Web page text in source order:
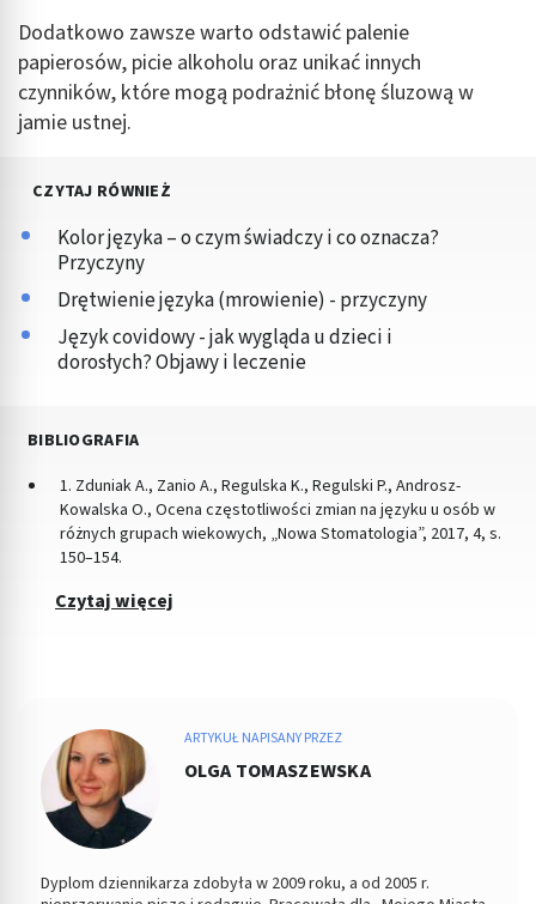
Dodatkowo zawsze warto odstawić palenie
papierosów, picie alkoholu oraz unikać innych
czynników, które mogą podrażnić błonę śluzową w
jamie ustnej.
CZYTAJ RÓWNIEŻ
Kolor języka – o czym świadczy i co oznacza?
Przyczyny
Drętwienie języka (mrowienie) - przyczyny
Język covidowy - jak wygląda u dzieci i
dorosłych? Objawy i leczenie
BIBLIOGRAFIA
1. Zduniak A., Zanio A., Regulska K., Regulski P., Androsz-
Kowalska O., Ocena częstotliwości zmian na języku u osób w
różnych grupach wiekowych, „Nowa Stomatologia”, 2017, 4, s.
150–154.
Czytaj więcej
ARTYKUŁ NAPISANY PRZEZ
OLGA TOMASZEWSKA
Dyplom dziennikarza zdobyła w 2009 roku, a od 2005 r.